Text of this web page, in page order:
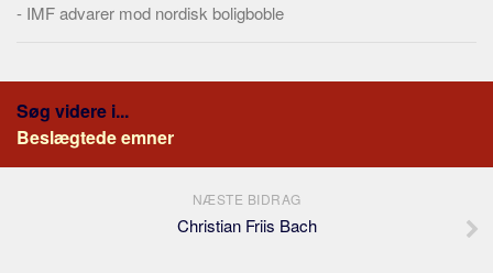
- IMF advarer mod nordisk boligboble
Søg videre i...
Beslægtede emner
NÆSTE BIDRAG
Christian Friis Bach